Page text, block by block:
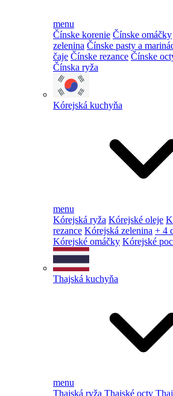
menu
Čínske korenie Čínske omáčky
zelenina Čínske pasty a
čaje Čínske rezance Čínske
Čínska ryža
Kórejská kuchyňa
menu
Kórejská ryža Kórejské oleje
rezance Kórejská zelenina + 4
Kórejské omáčky Kórejské
Thajská kuchyňa
menu
Thajská ryža Thajské octy